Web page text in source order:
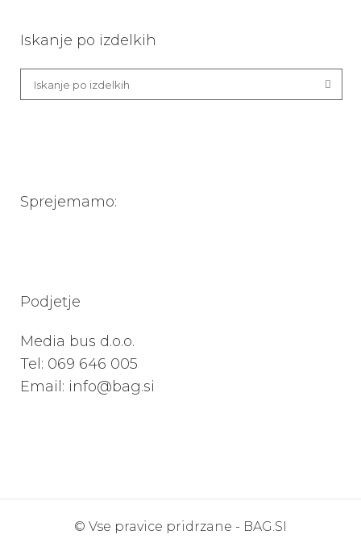
Iskanje po izdelkih
Sprejemamo:
Podjetje
Media bus d.o.o.
Tel: 069 646 005
Email: info@bag.si
© Vse pravice pridrzane - BAG.SI